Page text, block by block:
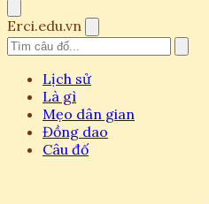
Erci.edu.vn
Lịch sử
Là gì
Mẹo dân gian
Đồng dao
Câu đố